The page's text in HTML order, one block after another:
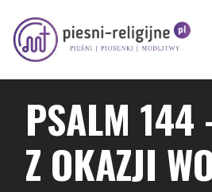
treści
PSALM 144
Z OKAZJI